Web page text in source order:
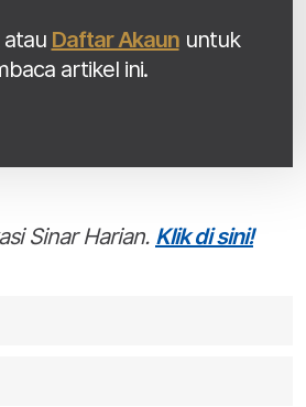
Daftar Akaununtuk
artikel ini.
Sinar Harian. Klik di sini!